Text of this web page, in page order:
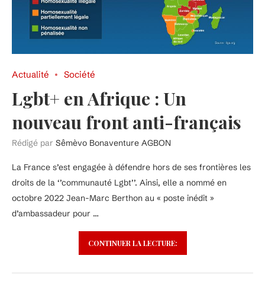
Actualité Société
Lgbt+ en Afrique : Un
nouveau front anti-français
Rédigé par Sêmèvo Bonaventure AGBON
La France s’est engagée à défendre hors de ses frontières les
droits de la ‘’communauté Lgbt’’. Ainsi, elle a nommé en
octobre 2022 Jean-Marc Berthon au « poste inédit »
d’ambassadeur pour …
CONTINUER LA LECTURE: